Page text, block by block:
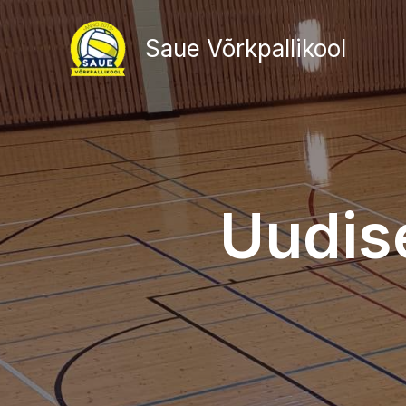
Skip
to
content
Saue Võrkpallikool